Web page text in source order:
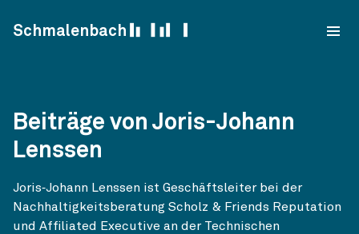
Schmalenbach
Beiträge von Joris-Johann
Lenssen
Joris‑Johann Lenssen ist Geschäftsleiter bei der
Nachhaltigkeitsberatung Scholz & Friends Reputation
und Affiliated Executive an der Technischen